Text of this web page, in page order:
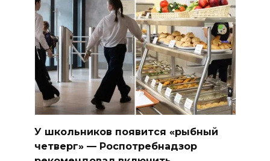
У школьников появится «рыбный
четверг» — Роспотребнадзор